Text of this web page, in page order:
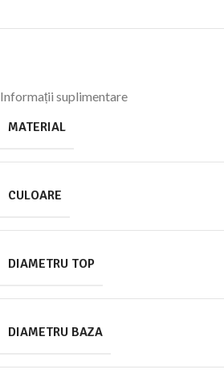
Informații suplimentare
MATERIAL
CULOARE
DIAMETRU TOP
DIAMETRU BAZA